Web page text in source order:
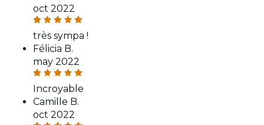
oct 2022
très sympa !
Félicia B.
may 2022
Incroyable
Camille B.
oct 2022